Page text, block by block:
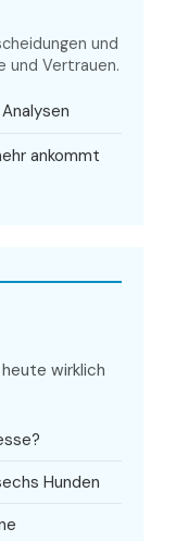
und
und Vertrauen.
ankommt
wirklich
Hunden